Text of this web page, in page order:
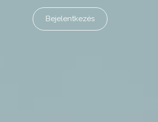
Bejelentkezés